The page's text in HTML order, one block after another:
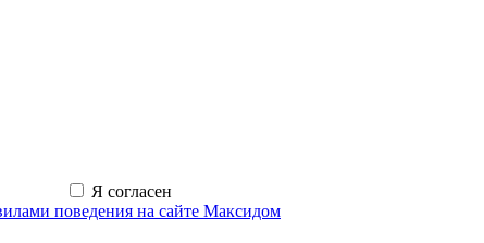
Я согласен
поведения на сайте Максидом